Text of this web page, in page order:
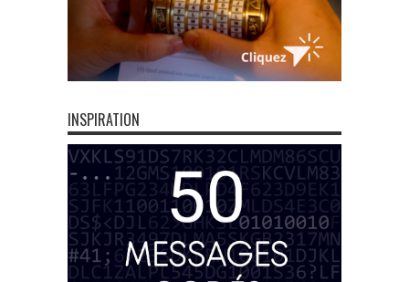
INSPIRATION